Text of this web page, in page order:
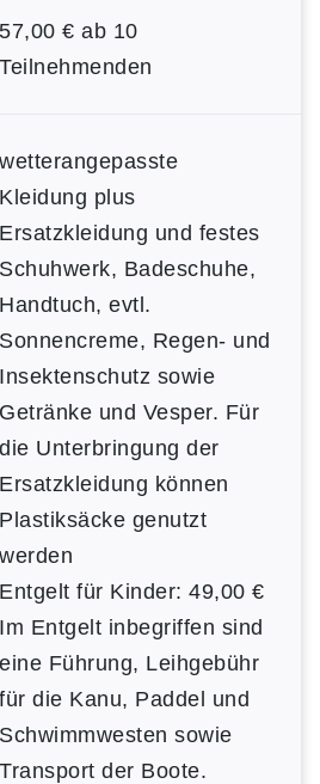
57,00 € ab 10
Teilnehmenden
wetterangepasste
Kleidung plus
Ersatzkleidung und festes
Schuhwerk, Badeschuhe,
Handtuch, evtl.
Sonnencreme, Regen- und
Insektenschutz sowie
Getränke und Vesper. Für
die Unterbringung der
Ersatzkleidung können
Plastiksäcke genutzt
werden
Entgelt für Kinder: 49,00 €
Im Entgelt inbegriffen sind
eine Führung, Leihgebühr
für die Kanu, Paddel und
Schwimmwesten sowie
Transport der Boote.